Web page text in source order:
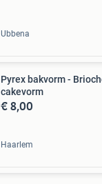
Ubbena
Pyrex bakvorm -
cakevorm
€ 8,00
Haarlem